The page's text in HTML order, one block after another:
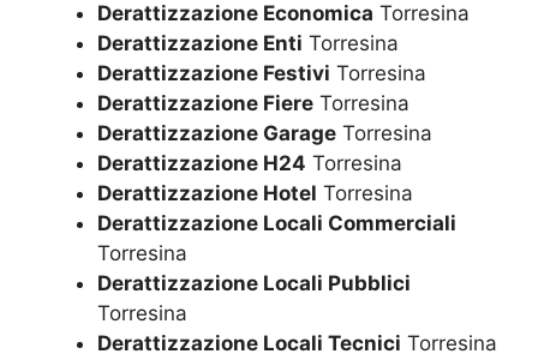
Derattizzazione Economica Torresina
Derattizzazione Enti Torresina
Derattizzazione Festivi Torresina
Derattizzazione Fiere Torresina
Derattizzazione Garage Torresina
Derattizzazione H24 Torresina
Derattizzazione Hotel Torresina
Derattizzazione Locali Commerciali
Torresina
Derattizzazione Locali Pubblici
Torresina
Derattizzazione Locali Tecnici Torresina